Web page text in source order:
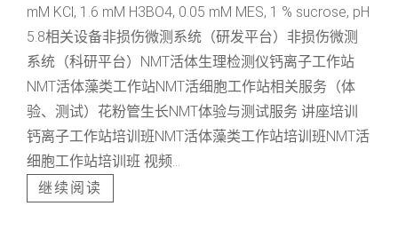
mM KCl, 1.6 mM H3BO4, 0.05 mM MES, 1 % sucrose, pH
5.8相关设备非损伤微测系统（研发平台）非损伤微测
系统（科研平台）NMT活体生理检测仪钙离子工作站
NMT活体藻类工作站NMT活细胞工作站相关服务（体
验、测试）花粉管生长NMT体验与测试服务 讲座培训
钙离子工作站培训班NMT活体藻类工作站培训班NMT活
细胞工作站培训班 视频...
继续阅读